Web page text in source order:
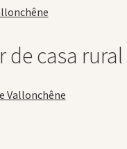
de casa rural
Vallonchêne